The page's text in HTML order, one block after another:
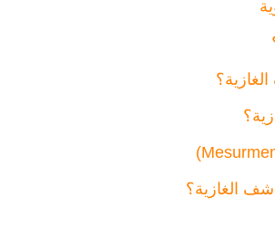
الغازية؟